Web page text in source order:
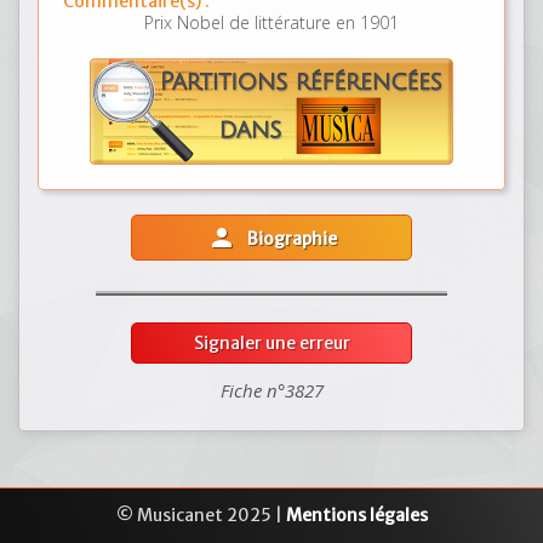
Prix Nobel de littérature en 1901
person Biographie
Signaler une erreur
Fiche n°3827
© Musicanet 2025 | Mentions légales